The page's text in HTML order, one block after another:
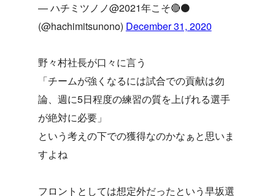
— ハチミツノノ@2021年こそ🔴⚫️
(@hachimitsunono) December 31, 2020
野々村社長が口々に言う
「チームが強くなるには試合での貢献は勿
論、週に5日程度の練習の質を上げれる選手
が絶対に必要」
という考えの下での獲得なのかなぁと思いま
すよね
フロントとしては想定外だったという早坂選